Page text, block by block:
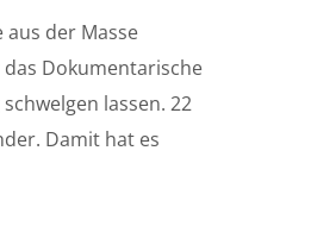
aus der Masse
Dokumentarische
lassen. 22
Damit hat es